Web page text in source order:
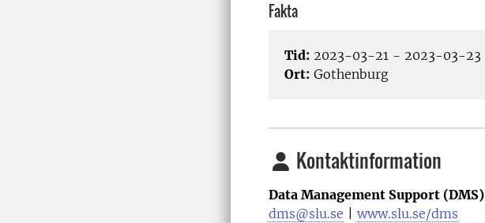
Fakta
Tid: 2023-03-21 - 2023-03-23
Ort: Gothenburg
Kontaktinformation
Data Management Support (DMS)
dms@slu.se
www.slu.se/dms